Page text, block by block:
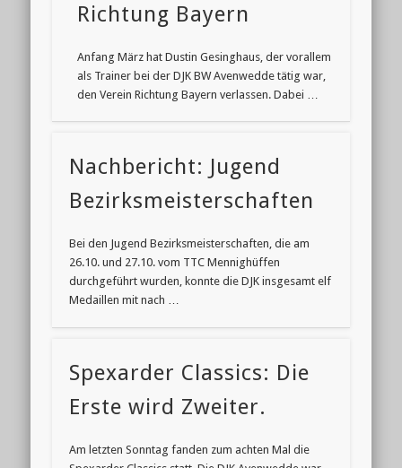
Richtung Bayern
Anfang März hat Dustin Gesinghaus, der vorallem
als Trainer bei der DJK BW Avenwedde tätig war,
den Verein Richtung Bayern verlassen. Dabei …
Nachbericht: Jugend
Bezirksmeisterschaften
Bei den Jugend Bezirksmeisterschaften, die am
26.10. und 27.10. vom TTC Mennighüffen
durchgeführt wurden, konnte die DJK insgesamt elf
Medaillen mit nach …
Spexarder Classics: Die
Erste wird Zweiter.
Am letzten Sonntag fanden zum achten Mal die